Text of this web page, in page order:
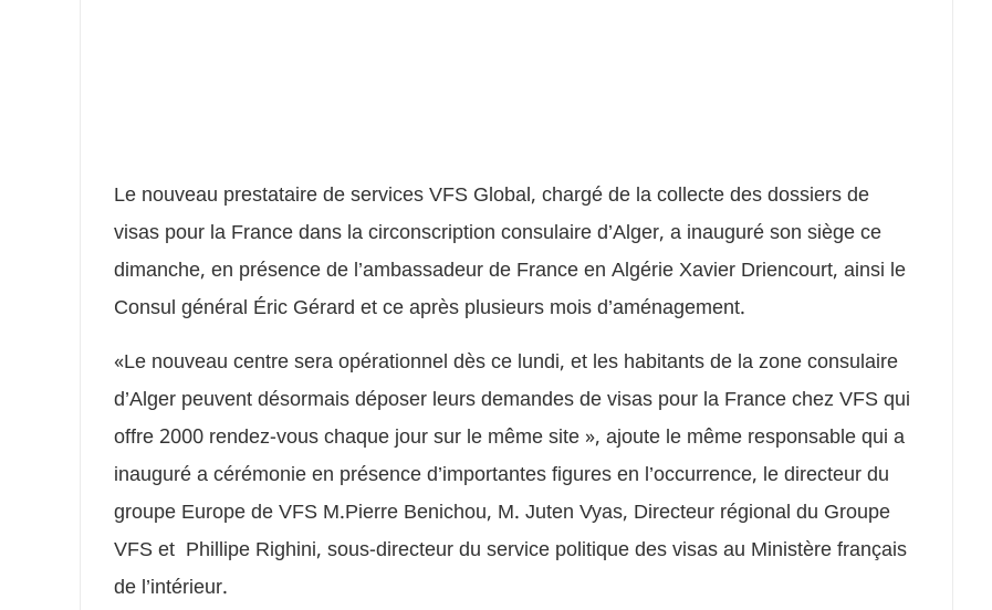
Le nouveau prestataire de services VFS Global, chargé de la collecte des dossiers de
visas pour la France dans la circonscription consulaire d’Alger, a inauguré son siège ce
dimanche, en présence de l’ambassadeur de France en Algérie Xavier Driencourt, ainsi le
Consul général Éric Gérard et ce après plusieurs mois d’aménagement.
«Le nouveau centre sera opérationnel dès ce lundi, et les habitants de la zone consulaire
d’Alger peuvent désormais déposer leurs demandes de visas pour la France chez VFS qui
offre 2000 rendez-vous chaque jour sur le même site », ajoute le même responsable qui a
inauguré a cérémonie en présence d’importantes figures en l’occurrence, le directeur du
groupe Europe de VFS M.Pierre Benichou, M. Juten Vyas, Directeur régional du Groupe
VFS et Phillipe Righini, sous-directeur du service politique des visas au Ministère français
de l’intérieur.